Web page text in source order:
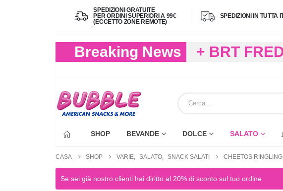
SPEDIZIONI GRATUITE
PER ORDINI SUPERIORI A 99€
(ECCETTO ZONE REMOTE)
SPEDIZIONI IN TUTTA
Breaking News
+ BRT
(FINO A 4,9
ECCEZIONE
SHOP BEVANDE DOLCE SALATO
CASA SHOP VARIE SALATO SNACK SALATI CHEETOS
Se sei già nostro clienti hai diritto al 20% di sconto sul tuo ordine